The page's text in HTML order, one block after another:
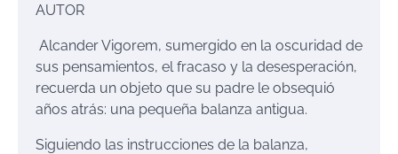
AUTOR
Alcander Vigorem, sumergido en la oscuridad de
sus pensamientos, el fracaso y la desesperación,
recuerda un objeto que su padre le obsequió
años atrás: una pequeña balanza antigua.
Siguiendo las instrucciones de la balanza,